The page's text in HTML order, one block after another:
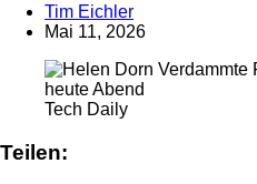
Tim Eichler
Mai 11, 2026
Tech Daily
Teilen: